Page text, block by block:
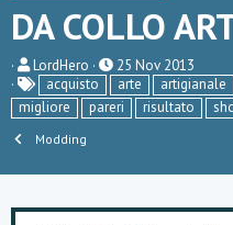
DA COLLO
C
r
e
a
D
LordHero
D
a
t
a
i
25 Nov 2013
acquisto
arte artigianale
migliore
pareri risultato
Modding